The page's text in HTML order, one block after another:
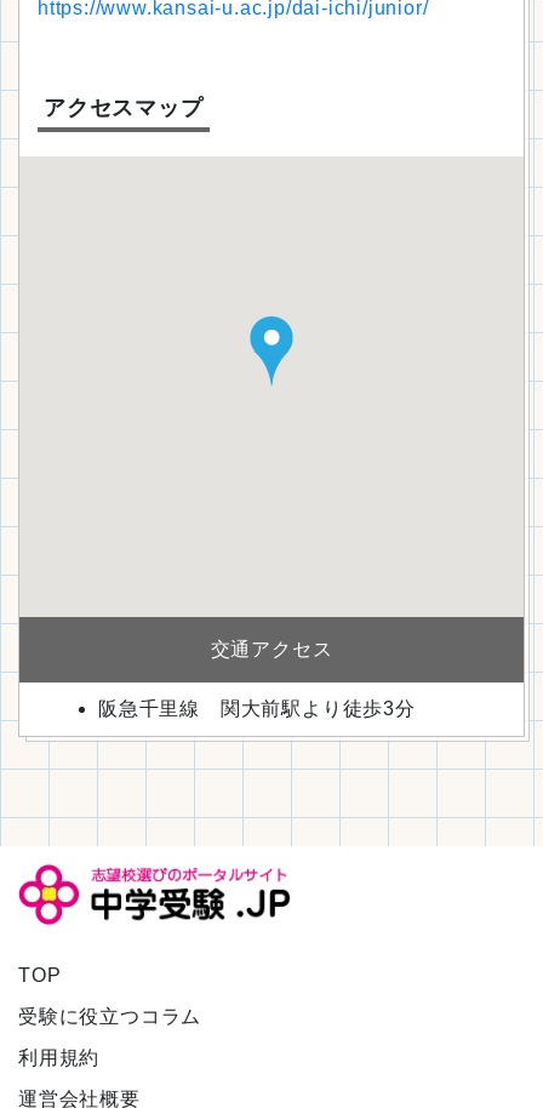
https://www.kansai-u.ac.jp/dai-ichi/junior/
アクセスマップ
交通アクセス
阪急千里線 関大前駅より徒歩3分
TOP
受験に役立つコラム
利用規約
運営会社概要